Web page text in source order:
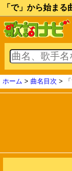
「で」から始まる
ホーム > 曲名目次 >